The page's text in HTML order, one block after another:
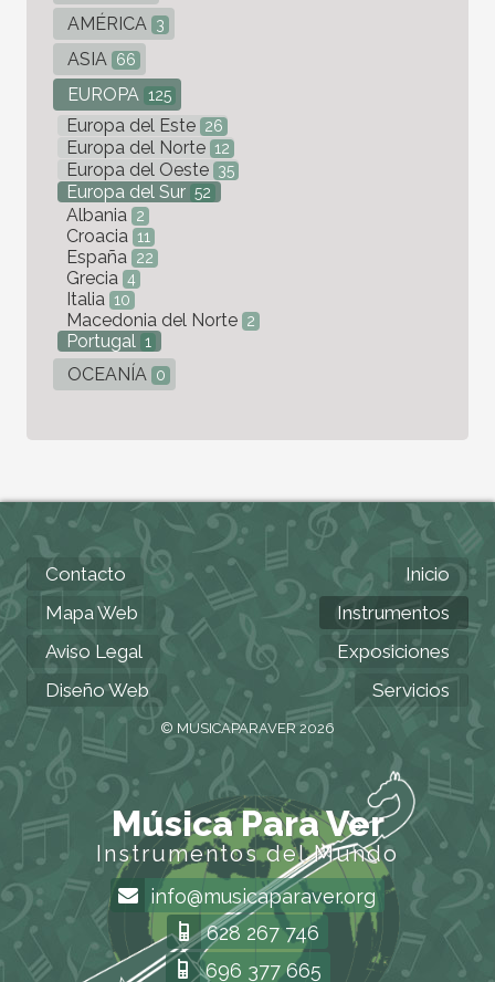
AMÉRICA 3
ASIA 66
EUROPA 125
Europa del Este 26
Europa del Norte 12
Europa del Oeste 35
Europa del Sur 52
Albania 2
Croacia 11
España 22
Grecia 4
Italia 10
Macedonia del Norte 2
Portugal 1
OCEANÍA 0
Contacto
Mapa Web
Aviso Legal
Diseño Web
Inicio
Instrumentos
Exposiciones
Servicios
© MUSICAPARAVER 2026
Música Para Ver
Instrumentos del Mundo
info@musicaparaver.org
628 267 746
696 377 665